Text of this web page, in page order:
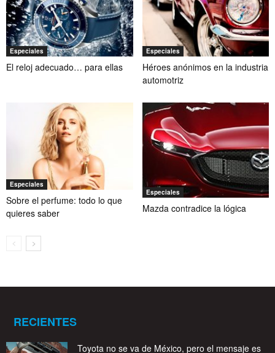
Especiales
El reloj adecuado… para ellas
Especiales
Héroes anónimos en la industria
automotriz
Especiales
Sobre el perfume: todo lo que
quieres saber
Especiales
Mazda contradice la lógica
RECIENTES
Toyota no se va de México, pero el mensaje es